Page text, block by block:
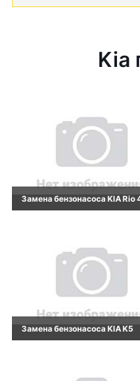
Kia
Замена бензонасоса KIA Rio
Замена бензонасоса KIA K5